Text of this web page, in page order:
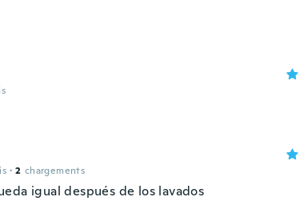
· 2 chargements
igual después de los lavados